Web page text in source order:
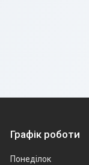
Графік роботи
Понеділок